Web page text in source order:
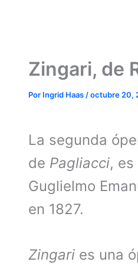
Zingari, de
Por Ingrid Haas /octubre 20,
La segunda
de Pagliacci, es
Guglielmo
en 1827.
Zingari es una